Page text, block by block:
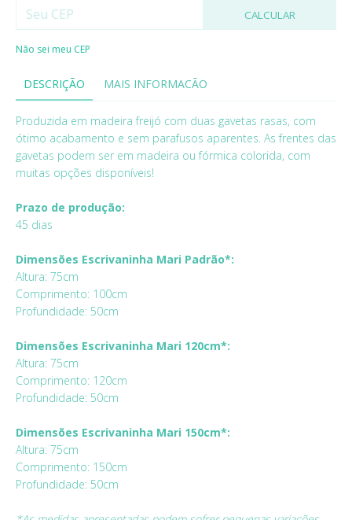
CALCULAR
Não sei meu CEP
DESCRIÇÃO MAIS INFORMACÃO
Produzida em madeira freijó com duas gavetas rasas, com
ótimo acabamento e sem parafusos aparentes. As frentes das
gavetas podem ser em madeira ou fórmica colorida, com
muitas opções disponíveis!
Prazo de produção:
45 dias
Dimensões Escrivaninha Mari Padrão*:
Altura: 75cm
Comprimento: 100cm
Profundidade: 50cm
Dimensões Escrivaninha Mari 120cm*:
Altura: 75cm
Comprimento: 120cm
Profundidade: 50cm
Dimensões Escrivaninha Mari 150cm*:
Altura: 75cm
Comprimento: 150cm
Profundidade: 50cm